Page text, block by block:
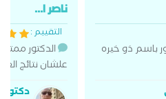
باسم ذو خيره
ناصر ا...
التقييم :
الدكتور
علشان نتائج